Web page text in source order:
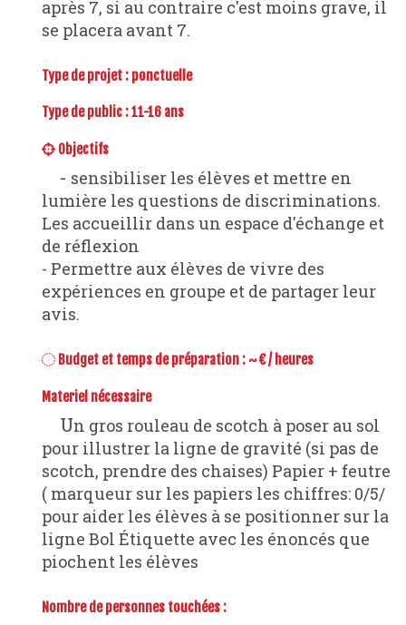
après 7, si au contraire c'est moins grave, il
se placera avant 7.
Type de projet : ponctuelle
Type de public : 11-16 ans
Objectifs
- sensibiliser les élèves et mettre en
lumière les questions de discriminations.
Les accueillir dans un espace d'échange et
de réflexion
- Permettre aux élèves de vivre des
expériences en groupe et de partager leur
avis.
Budget et temps de préparation : ~ € / heures
Materiel nécessaire
Un gros rouleau de scotch à poser au sol
pour illustrer la ligne de gravité (si pas de
scotch, prendre des chaises) Papier + feutre
( marqueur sur les papiers les chiffres: 0/5/
pour aider les élèves à se positionner sur la
ligne Bol Étiquette avec les énoncés que
piochent les élèves
Nombre de personnes touchées :